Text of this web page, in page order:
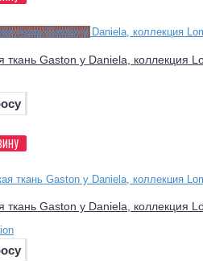
ткань Gaston y Daniela, коллекция
ткань Gaston y Daniela, коллекция